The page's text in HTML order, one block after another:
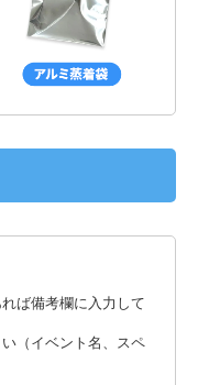
ば備考欄に入力して
（イベント名、スペ